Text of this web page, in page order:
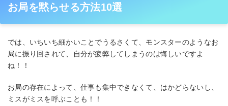
お局を黙らせる方法10選
では、いちいち細かいことでうるさくて、モンスターのようなお
局に振り回されて、自分が疲弊してしまうのは悔しいですよ
ね！！
お局の存在によって、仕事も集中できなくて、はかどらないし、
ミスがミスを呼ぶことも！！